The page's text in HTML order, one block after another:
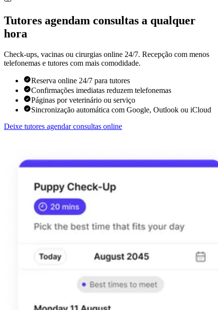
Tutores agendam consultas a qualquer
hora
Check-ups, vacinas ou cirurgias online 24/7. Recepção com menos
telefonemas e tutores com mais comodidade.
Reserva online 24/7 para tutores
Confirmações imediatas reduzem telefonemas
Páginas por veterinário ou serviço
Sincronização automática com Google, Outlook ou iCloud
Deixe tutores agendar consultas online